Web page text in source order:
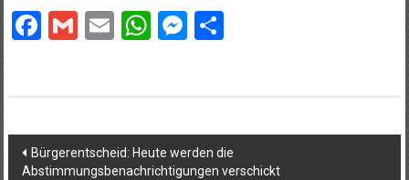
Facebook
GmailEmailWhatsApp
Messenger
Beitragsnavigation
Bürgerentscheid: Heute werden die
Abstimmungsbenachrichtigungen verschickt